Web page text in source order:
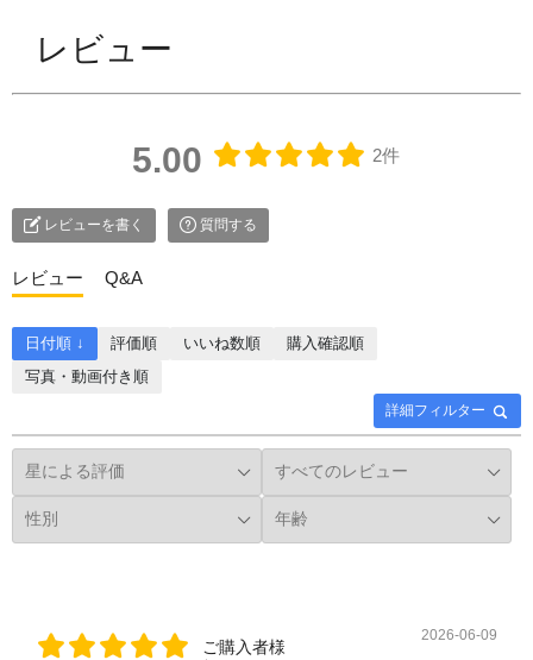
レビュー
5.00 2件
レビューを書く 質問する
レビュー Q&A
詳細フィルター
日付順 ↓ 評価順 いいね数順
購入確認順
写真・動画付き順
ご購入者様
2026-06-09